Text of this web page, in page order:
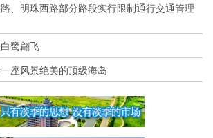
、明珠西路部分路段实行限制通行交通管理
鹭翩飞
座风景绝美的顶级海岛